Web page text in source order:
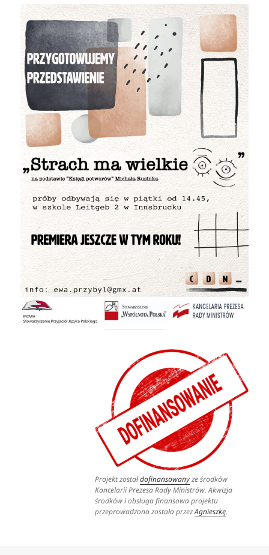
Projekt zostałdofinansowanyze środków
Kancelarii Prezesa Rady Ministrów. Akwizja
środków i obsługa finansowa projektu
przeprowadzona została przezAgnieszkę.